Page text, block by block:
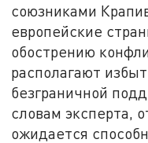
союзниками
европейские
обострению
располагают
безграничной
словам эксперта,
ожидается